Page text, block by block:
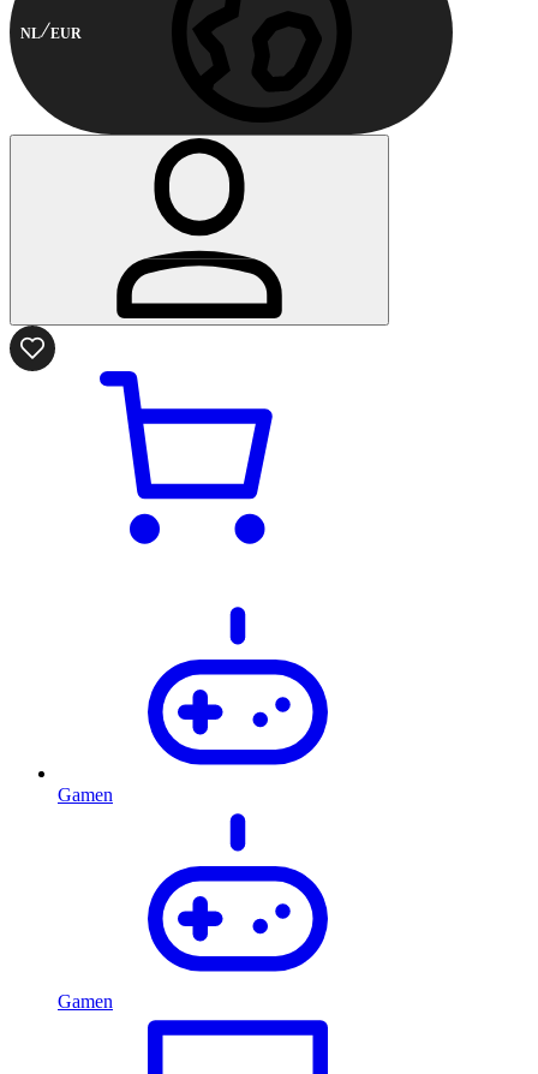
NL EUR
Gamen
Gamen